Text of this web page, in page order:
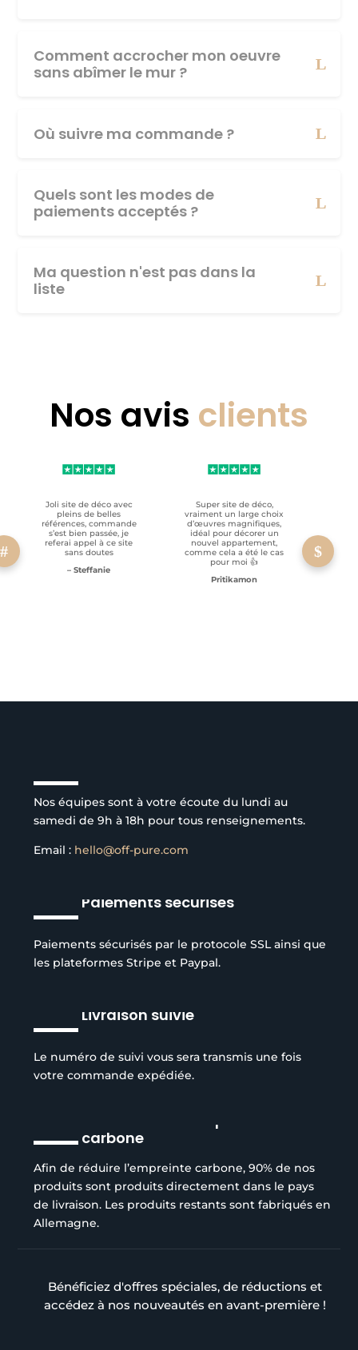
Comment accrocher mon oeuvre
sans abîmer le mur ?
Où suivre ma commande ?
Quels sont les modes de
paiements acceptés ?
Ma question n'est pas dans la
liste
Nos avis clients
Joli site de déco avec
pleins de belles
références, commande
s’est bien passée, je
referai appel à ce site
sans doutes
– Steffanie
Super site de déco,
vraiment un large choix
d’œuvres magnifiques,
idéal pour décorer un
nouvel appartement,
comme cela a été le cas
pour moi 👍
Pritikamon
Nos équipes sont à votre écoute du lundi au
samedi de 9h à 18h pour tous renseignements.
Email : hello@off-pure.com
Paiements sécurisés
Paiements sécurisés par le protocole SSL ainsi que
les plateformes Stripe et Paypal.
Livraison suivie
Le numéro de suivi vous sera transmis une fois
votre commande expédiée.
Réduction de l’empreinte
carbone
Afin de réduire l’empreinte carbone, 90% de nos
produits sont produits directement dans le pays
de livraison. Les produits restants sont fabriqués en
Allemagne.
Bénéficiez d'offres spéciales, de réductions et
accédez à nos nouveautés en avant-première !